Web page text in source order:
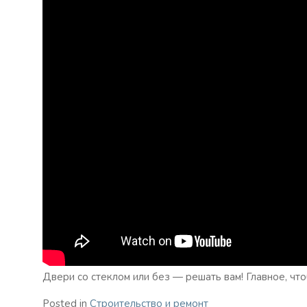
Двери со стеклом или без — решать вам! Главное,
Posted in Строительство и ремонт